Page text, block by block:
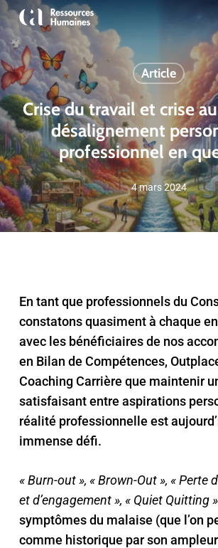
Skip
to
main
content
Article
Crise du travail et crise
désalignement
professionnel en
4 mars 2024
En tant que professionnels du
constatons quasiment à chaque
avec les bénéficiaires de nos
en Bilan de Compétences,
CoachingCarrière que maintenir
satisfaisant entre aspirations
réalité professionnelle est
immense défi.
« Burn-out », « Brown-Out », « Perte
et d’engagement », « Quiet Quitting »
symptômes du malaise (que l’on
comme historique par son